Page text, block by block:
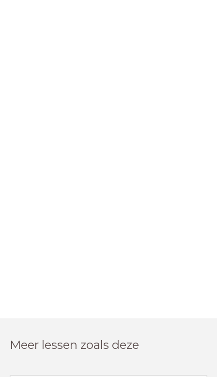
Meer lessen zoals deze